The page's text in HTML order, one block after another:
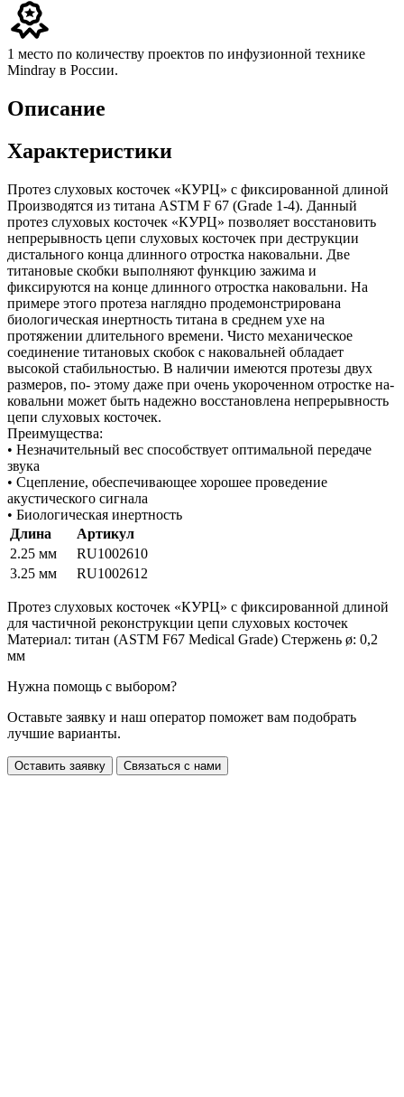
1 место по количеству проектов по инфузионной технике
Mindray в России.
Описание
Характеристики
Протез слуховых косточек «КУРЦ» с фиксированной длиной
Производятся из титана ASTM F 67 (Grade 1-4). Данный
протез слуховых косточек «КУРЦ» позволяет восстановить
непрерывность цепи слуховых косточек при деструкции
дистального конца длинного отростка наковальни. Две
титановые скобки выполняют функцию зажима и
фиксируются на конце длинного отростка наковальни. На
примере этого протеза наглядно продемонстрирована
биологическая инертность титана в среднем ухе на
протяжении длительного времени. Чисто механическое
соединение титановых скобок с наковальней обладает
высокой стабильностью. В наличии имеются протезы двух
размеров, по- этому даже при очень укороченном отростке на-
ковальни может быть надежно восстановлена непрерывность
цепи слуховых косточек.
Преимущества:
• Незначительный вес способствует оптимальной передаче
звука
• Сцепление, обеспечивающее хорошее проведение
акустического сигнала
• Биологическая инертность
Длина
Артикул
2.25 мм
RU1002610
3.25 мм
RU1002612
Протез слуховых косточек «КУРЦ» с фиксированной длиной
для частичной реконструкции цепи слуховых косточек
Материал: титан (ASTM F67 Medical Grade) Стержень ø: 0,2
мм
Нужна помощь с выбором?
Оставьте заявку и наш оператор поможет вам подобрать
лучшие варианты.
Оставить заявку Связаться с нами